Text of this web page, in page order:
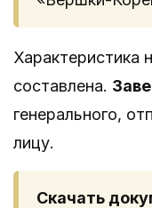
Характеристика
составлена.
генерального,
лицу.
Скачать